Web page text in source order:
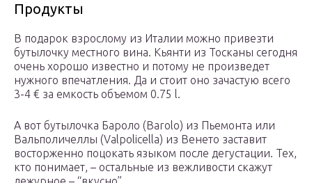
Продукты
В подарок взрослому из Италии можно привезти
бутылочку местного вина. Кьянти из Тосканы сегодня
очень хорошо известно и потому не произведет
нужного впечатления. Да и стоит оно зачастую всего
3-4 € за емкость объемом 0.75 l.
А вот бутылочка Бароло (Barolo) из Пьемонта или
Вальполичеллы (Valpolicella) из Венето заставит
восторженно поцокать языком после дегустации. Тех,
кто понимает, – остальные из вежливости скажут